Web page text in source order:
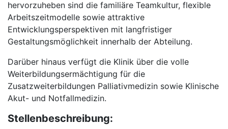
hervorzuheben sind die familiäre Teamkultur, flexible
Arbeitszeitmodelle sowie attraktive
Entwicklungsperspektiven mit langfristiger
Gestaltungsmöglichkeit innerhalb der Abteilung.
Darüber hinaus verfügt die Klinik über die volle
Weiterbildungsermächtigung für die
Zusatzweiterbildungen Palliativmedizin sowie Klinische
Akut- und Notfallmedizin.
Stellenbeschreibung: